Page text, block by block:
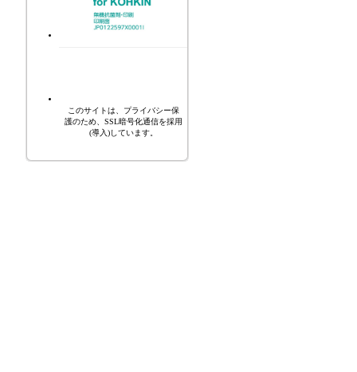
このサイトは、プライバシー保
護のため、SSL暗号化通信を採用
(導入)しています。